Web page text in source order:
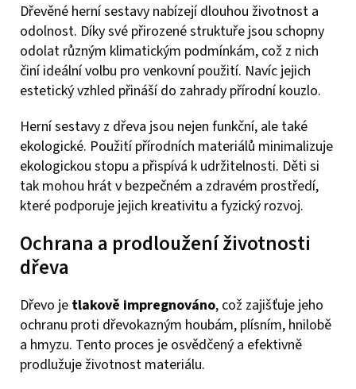
Dřevěné herní sestavy nabízejí dlouhou životnost a
odolnost. Díky své přirozené struktuře jsou schopny
odolat různým klimatickým podmínkám, což z nich
činí ideální volbu pro venkovní použití. Navíc jejich
estetický vzhled přináší do zahrady přírodní kouzlo.
Herní sestavy z dřeva jsou nejen funkční, ale také
ekologické. Použití přírodních materiálů minimalizuje
ekologickou stopu a přispívá k udržitelnosti. Děti si
tak mohou hrát v bezpečném a zdravém prostředí,
které podporuje jejich kreativitu a fyzický rozvoj.
Ochrana a prodloužení životnosti
dřeva
Dřevo je tlakově impregnováno, což zajišťuje jeho
ochranu proti dřevokazným houbám, plísním, hnilobě
a hmyzu. Tento proces je osvědčený a efektivně
prodlužuje životnost materiálu.